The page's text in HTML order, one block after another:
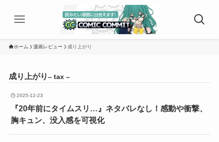
ホーム 漫画レビュー 成り上がり
成り上がり– tax –
2025-12-23
『20年前にタイムスリ…』ネタバレなし！感動や衝撃、
胸キュン、没入感を可視化